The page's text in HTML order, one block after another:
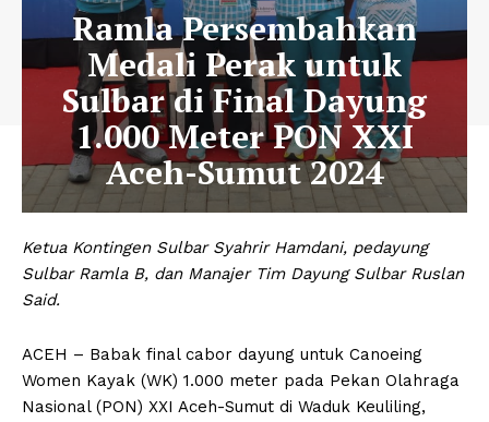
Ramla Persembahkan
Medali Perak untuk
Sulbar di Final Dayung
1.000 Meter PON XXI
Aceh-Sumut 2024
Ketua Kontingen Sulbar Syahrir Hamdani, pedayung
Sulbar Ramla B, dan Manajer Tim Dayung Sulbar Ruslan
Said.
ACEH – Babak final cabor dayung untuk Canoeing
Women Kayak (WK) 1.000 meter pada Pekan Olahraga
Nasional (PON) XXI Aceh-Sumut di Waduk Keuliling,